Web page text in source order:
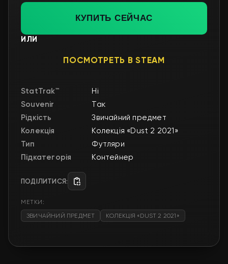
КУПИТЬ СЕЙЧАС
ИЛИ
ПОСМОТРЕТЬ В STEAM
StatTrak™
Ні
Souvenir
Так
Рідкість
Звичайний предмет
Колекція
Колекція «Dust 2 2021»
Тип
Футляри
Підкатегорія
Контейнер
ПОДІЛИТИСЯ:
МЕТКИ:
ЗВИЧАЙНИЙ ПРЕДМЕТ
КОЛЕКЦІЯ «DUST 2 2021»